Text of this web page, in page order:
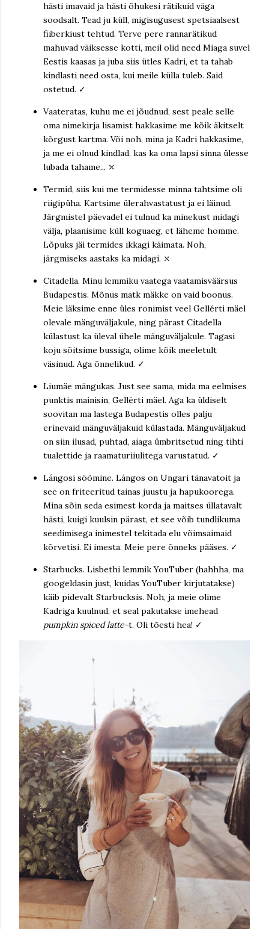
hästi imavaid ja hästi õhukesi rätikuid väga
soodsalt. Tead ju küll, migisugusest spetsiaalsest
fiiberkiust tehtud. Terve pere rannarätikud
mahuvad väiksesse kotti, meil olid need Miaga suvel
Eestis kaasas ja juba siis ütles Kadri, et ta tahab
kindlasti need osta, kui meile külla tuleb. Said
ostetud. ✓
Vaateratas, kuhu me ei jõudnud, sest peale selle
oma nimekirja lisamist hakkasime me kõik äkitselt
kõrgust kartma. Või noh, mina ja Kadri hakkasime,
ja me ei olnud kindlad, kas ka oma lapsi sinna ülesse
lubada tahame... ⤬
Termid, siis kui me termidesse minna tahtsime oli
riigipüha. Kartsime ülerahvastatust ja ei läinud.
Järgmistel päevadel ei tulnud ka minekust midagi
välja, plaanisime küll koguaeg, et läheme homme.
Lõpuks jäi termides ikkagi käimata. Noh,
järgmiseks aastaks ka midagi. ⤬
Citadella. Minu lemmiku vaatega vaatamisväärsus
Budapestis. Mõnus matk mäkke on vaid boonus.
Meie läksime enne üles ronimist veel Gellérti mäel
olevale mänguväljakule, ning pärast Citadella
külastust ka üleval ühele mänguväljakule. Tagasi
koju sõitsime bussiga, olime kõik meeletult
väsinud. Aga õnnelikud. ✓
Liumäe mängukas. Just see sama, mida ma eelmises
punktis mainisin, Gellérti mäel. Aga ka üldiselt
soovitan ma lastega Budapestis olles palju
erinevaid mänguväljakuid külastada. Mänguväljakud
on siin ilusad, puhtad, aiaga ümbritsetud ning tihti
tualettide ja raamaturiiulitega varustatud. ✓
Lángosi söömine. Lángos on Ungari tänavatoit ja
see on friteeritud tainas juustu ja hapukoorega.
Mina sõin seda esimest korda ja maitses üllatavalt
hästi, kuigi kuulsin pärast, et see võib tundlikuma
seedimisega inimestel tekitada elu võimsaimaid
kõrvetisi. Ei imesta. Meie pere õnneks pääses. ✓
Starbucks. Lisbethi lemmik YouTuber (hahhha, ma
googeldasin just, kuidas YouTuber kirjutatakse)
käib pidevalt Starbucksis. Noh, ja meie olime
Kadriga kuulnud, et seal pakutakse imehead
pumpkin spiced latte-t. Oli tõesti hea! ✓